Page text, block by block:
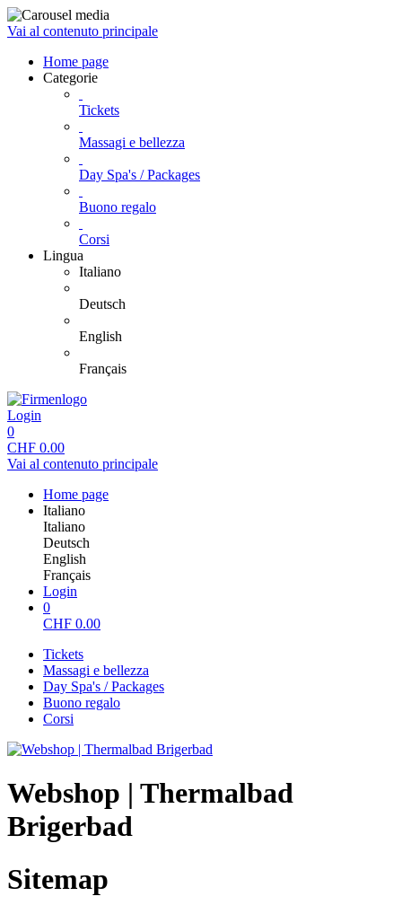
Vai al contenuto principale
Home page
Categorie
Tickets
Massagi e bellezza
Day Spa's / Packages
Buono regalo
Corsi
Lingua
Italiano
Deutsch
English
Français
Login
0
CHF 0.00
Vai al contenuto principale
Home page
Italiano
Italiano
Deutsch
English
Français
Login
0
CHF 0.00
Tickets
Massagi e bellezza
Day Spa's / Packages
Buono regalo
Corsi
Webshop | Thermalbad
Brigerbad
Sitemap